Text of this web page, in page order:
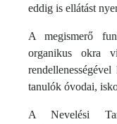
eddig is ellátást
A megismerő
organikus okra
tanulók óvodai,
A Nevelési